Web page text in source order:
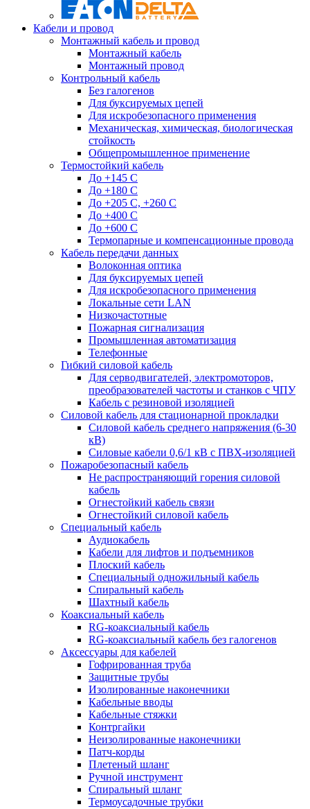
Кабели и провод
Монтажный кабель и провод
Монтажный кабель
Монтажный провод
Контрольный кабель
Без галогенов
Для буксируемых цепей
Для искробезопасного применения
Механическая, химическая, биологическая
стойкость
Общепромышленное применение
Термостойкий кабель
До +145 С
До +180 C
До +205 С, +260 С
До +400 C
До +600 С
Термопарные и компенсационные провода
Кабель передачи данных
Волоконная оптика
Для буксируемых цепей
Для искробезопасного применения
Локальные сети LAN
Низкочастотные
Пожарная сигнализация
Промышленная автоматизация
Телефонные
Гибкий силовой кабель
Для серводвигателей, электромоторов,
преобразователей частоты и станков с ЧПУ
Кабель с резиновой изоляцией
Силовой кабель для стационарной прокладки
Силовой кабель среднего напряжения (6-30
кВ)
Силовые кабели 0,6/1 кВ с ПВХ-изоляцией
Пожаробезопасный кабель
Не распространяющий горения силовой
кабель
Огнестойкий кабель связи
Огнестойкий силовой кабель
Специальный кабель
Аудиокабель
Кабели для лифтов и подъемников
Плоский кабель
Специальный одножильный кабель
Спиральный кабель
Шахтный кабель
Коаксиальный кабель
RG-коаксиальный кабель
RG-коаксиальный кабель без галогенов
Аксессуары для кабелей
Гофрированная труба
Защитные трубы
Изолированные наконечники
Кабельные вводы
Кабельные стяжки
Контргайки
Неизолированные наконечники
Патч-корды
Плетеный шланг
Ручной инструмент
Спиральный шланг
Термоусадочные трубки